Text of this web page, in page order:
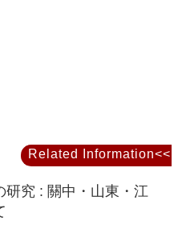
研究 : 關中・山東・江
Related Information<<